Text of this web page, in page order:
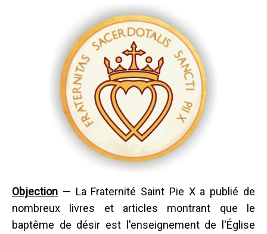
Objection — La Fraternité Saint Pie X a publié de
nombreux livres et articles montrant que le
baptême de désir est l'enseignement de l'Église